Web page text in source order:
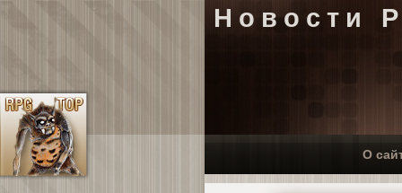
Новости
О